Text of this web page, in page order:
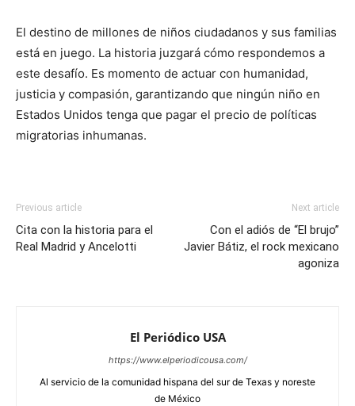
El destino de millones de niños ciudadanos y sus familias
está en juego. La historia juzgará cómo respondemos a
este desafío. Es momento de actuar con humanidad,
justicia y compasión, garantizando que ningún niño en
Estados Unidos tenga que pagar el precio de políticas
migratorias inhumanas.
Previous article
Cita con la historia para el
Real Madrid y Ancelotti
Next article
Con el adiós de “El brujo”
Javier Bátiz, el rock mexicano
agoniza
El Periódico USA
https://www.elperiodicousa.com/
Al servicio de la comunidad hispana del sur de Texas y noreste
de México